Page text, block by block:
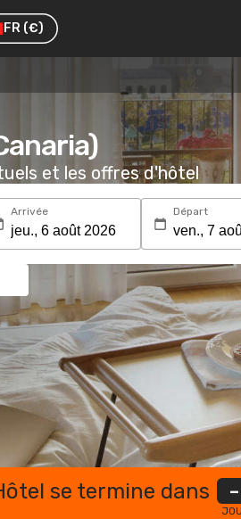
FR (€)
et les offres d'hôtel
Arrivée Départ
se termine dans